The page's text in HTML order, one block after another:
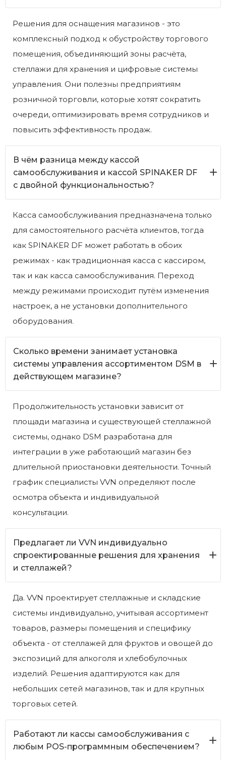
Решения для оснащения магазинов - это
комплексный подход к обустройству торгового
помещения, объединяющий зоны расчёта,
стеллажи для хранения и цифровые системы
управления. Они полезны предприятиям
розничной торговли, которые хотят сократить
очереди, оптимизировать время сотрудников и
повысить эффективность продаж.
В чём разница между кассой
самообслуживания и кассой SPINAKER DF
с двойной функциональностью?
Касса самообслуживания предназначена только
для самостоятельного расчёта клиентов, тогда
как SPINAKER DF может работать в обоих
режимах - как традиционная касса с кассиром,
так и как касса самообслуживания. Переход
между режимами происходит путём изменения
настроек, а не установки дополнительного
оборудования.
Сколько времени занимает установка
системы управления ассортиментом DSM в
действующем магазине?
Продолжительность установки зависит от
площади магазина и существующей стеллажной
системы, однако DSM разработана для
интеграции в уже работающий магазин без
длительной приостановки деятельности. Точный
график специалисты VVN определяют после
осмотра объекта и индивидуальной
консультации.
Предлагает ли VVN индивидуально
спроектированные решения для хранения
и стеллажей?
Да. VVN проектирует стеллажные и складские
системы индивидуально, учитывая ассортимент
товаров, размеры помещения и специфику
объекта - от стеллажей для фруктов и овощей до
экспозиций для алкоголя и хлебобулочных
изделий. Решения адаптируются как для
небольших сетей магазинов, так и для крупных
торговых сетей.
Работают ли кассы самообслуживания с
любым POS-программным обеспечением?